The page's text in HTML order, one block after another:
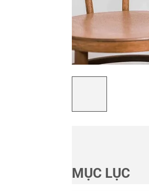
MỤC LỤC